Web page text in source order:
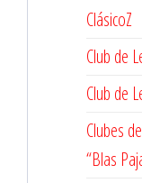
ClásicoZ
Club de
Club de
Clubes
“Blas